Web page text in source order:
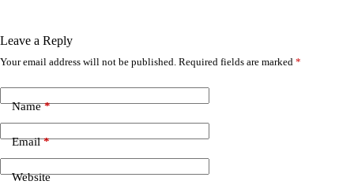
Leave a Reply
Your email address will not be published. Required fields are marked *
Name*
Email*
Website
A
t
e
t
i